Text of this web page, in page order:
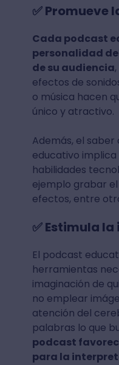
✅
Cada podcast
personalidad
de su audiencia
efectos de
o música hacen
único y atractivo.
Además, el
educativo
habilidades
ejemplo grabar
efectos, entre
✅ Estimula
El podcast
herramientas
imaginación de
no emplear
atención del
palabras lo que
podcast
para la